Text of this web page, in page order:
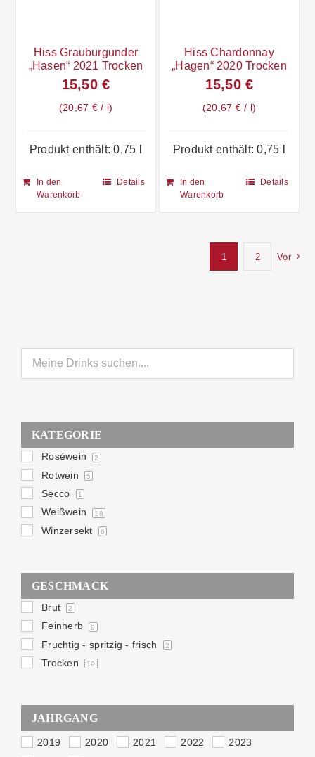
Hiss Grauburgunder
„Hasen“ 2021 Trocken
15,50€
20,67 €/ l
Produkt enthält: 0,75 l
In den
Warenkorb
Details
Hiss Chardonnay
„Hagen“ 2020 Trocken
15,50€
20,67 €/ l
Produkt enthält: 0,75 l
In den
Warenkorb
Details
1 2 Vor
KATEGORIE
Roséwein 2
Rotwein 5
Secco 1
Weißwein 18
Winzersekt 6
GESCHMACK
Brut 2
Feinherb 9
Fruchtig - spritzig - frisch 2
Trocken 19
JAHRGANG
2019 2020 2021 2022
2023